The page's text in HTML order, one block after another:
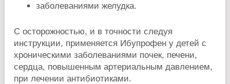
заболеваниями желудка.
С осторожностью, и в точности следуя
инструкции, применяется Ибупрофен у детей с
хроническими заболеваниями почек, печени,
сердца, повышенным артериальным давлением,
при лечении антибиотиками.